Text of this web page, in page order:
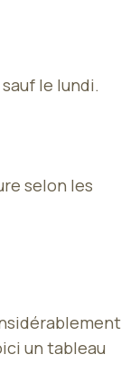
le lundi.
selon les
un tableau